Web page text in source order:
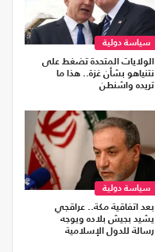
سياسة دولية
الولايات المتحدة تضغط على
نتنياهو بشأن غزة.. هذا ما
تريده واشنطن
سياسة دولية
بعد اتفاقية مكة.. عراقجي
يشيد بجيش بلاده ويوجه
رسالة للدول الإسلامية